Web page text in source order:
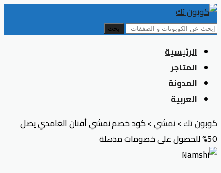
بحث
Skip
content
الرئيسية
المتاجر
المدونة
العربية
كوبون تك>نمشي>كود خصم نمشي أفنان الغامدي يصل
50% للحصول على خصومات مذهلة